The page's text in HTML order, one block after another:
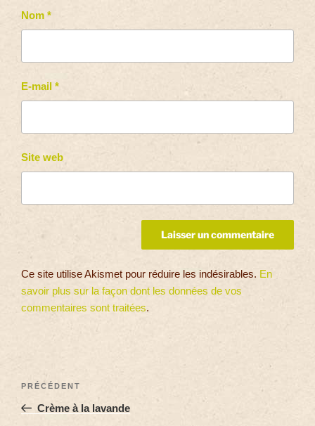
Nom *
E-mail *
Site web
Ce site utilise Akismet pour réduire les indésirables. En
savoir plus sur la façon dont les données de vos
commentaires sont traitées.
PRÉCÉDENT
Crème à la lavande